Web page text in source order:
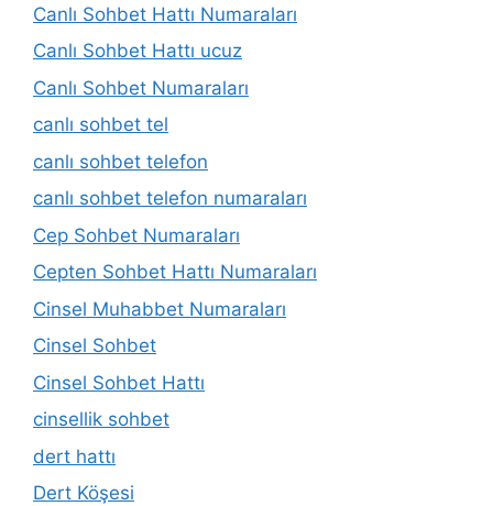
Canlı Sohbet Hattı Numaraları
Canlı Sohbet Hattı ucuz
Canlı Sohbet Numaraları
canlı sohbet tel
canlı sohbet telefon
canlı sohbet telefon numaraları
Cep Sohbet Numaraları
Cepten Sohbet Hattı Numaraları
Cinsel Muhabbet Numaraları
Cinsel Sohbet
Cinsel Sohbet Hattı
cinsellik sohbet
dert hattı
Dert Köşesi